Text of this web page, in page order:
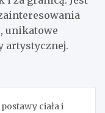
unikatowe
artystycznej.
ciała i